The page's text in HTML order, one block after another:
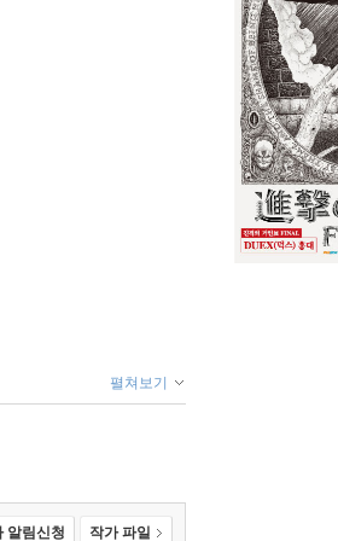
펼쳐보기
알림신청 작가 파일